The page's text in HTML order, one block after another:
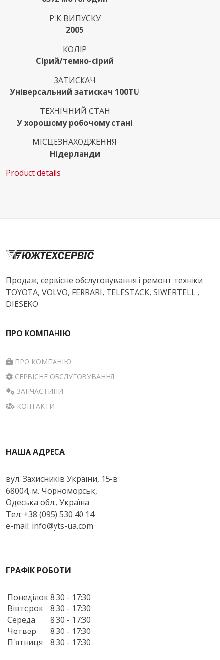
РІК ВИПУСКУ
2005
КОЛІР
Сірий/темно-сірий
ЗАТИСКАЧ
Універсальний затискач 100TU
ТЕХНІЧНИЙ СТАН
У хорошому робочому стані
МІСЦЕЗНАХОДЖЕННЯ
Нідерланди
Product details
Продаж, сервісне обслуговування і ремонт техніки
TOYOTA, VOLVO, FERRARI, TELESTACK, SIWERTELL ,
DIESEKO
ПРО КОМПАНІЮ
ПРО КОМПАНІЮ
СЕРВІСНЕ ОБСЛУГОВУВАННЯ
ЗАПЧАСТИНИ
КОНТАКТИ
НАША АДРЕСА
вул. Захисників України, 15-в
68004, м. Чорноморськ,
Одеська обл., Україна
Тел: +38 (095) 530 40 14
e-mail: info@yts-ua.com
ГРАФІК РОБОТИ
Понеділок8:30 - 17:30
Вівторок
8:30 - 17:30
Середа
8:30 - 17:30
Четвер
8:30 - 17:30
П'ятниця
8:30 - 17:30